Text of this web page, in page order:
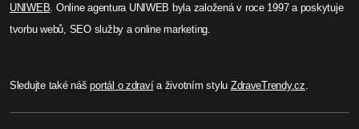
UNIWEB . Online agentura UNIWEB byla založená v roce 1997 a poskytuje
tvorbu webů, SEO služby a online marketing.
Sledujte také nášportál o zdravía životním stylu ZdraveTrendy.cz